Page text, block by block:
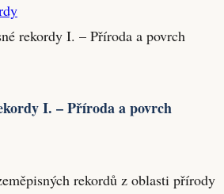
rekordy I. – Příroda a povrch
I. – Příroda a povrch
rekordů z oblasti přírody